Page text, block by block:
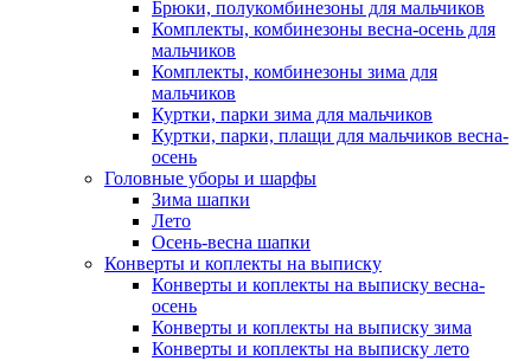
Брюки, полукомбинезоны для мальчиков
Комплекты, комбинезоны весна-осень для
мальчиков
Комплекты, комбинезоны зима для
мальчиков
Куртки, парки зима для мальчиков
Куртки, парки, плащи для мальчиков весна-
осень
Головные уборы и шарфы
Зима шапки
Лето
Осень-весна шапки
Конверты и коплекты на выписку
Конверты и коплекты на выписку весна-
осень
Конверты и коплекты на выписку зима
Конверты и коплекты на выписку лето